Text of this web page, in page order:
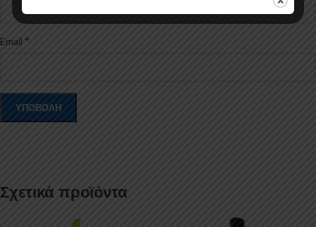
Email *
Σχετικά προϊόντα